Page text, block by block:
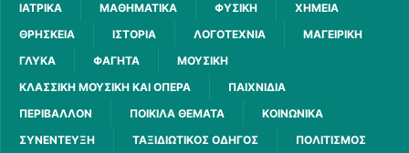
ΙΑΤΡΙΚΆ
ΜΑΘΗΜΑΤΙΚΆ ΦΥΣΙΚΉ
ΧΗΜΕΊΑ
ΘΡΗΣΚΕΊΑ
ΙΣΤΟΡΊΑ ΛΟΓΟΤΕΧΝΊΑ
ΜΑΓΕΙΡΙΚΉ
ΓΛΥΚΆ
ΦΑΓΗΤΆ
ΜΟΥΣΙΚΉ
ΚΛΑΣΣΙΚΉ ΜΟΥΣΙΚΉ ΚΑΙ ΌΠΕΡΑ
ΠΑΙΧΝΊΔΙΑ
ΠΕΡΙΒΆΛΛΟΝ
ΠΟΙΚΊΛΑ ΘΈΜΑΤΑ
ΚΟΙΝΩΝΙΚΆ
ΣΥΝΈΝΤΕΥΞΗ
ΤΑΞΙΔΙΩΤΙΚΌΣ ΟΔΗΓΌΣ
ΠΟΛΙΤΙΣΜΌΣ